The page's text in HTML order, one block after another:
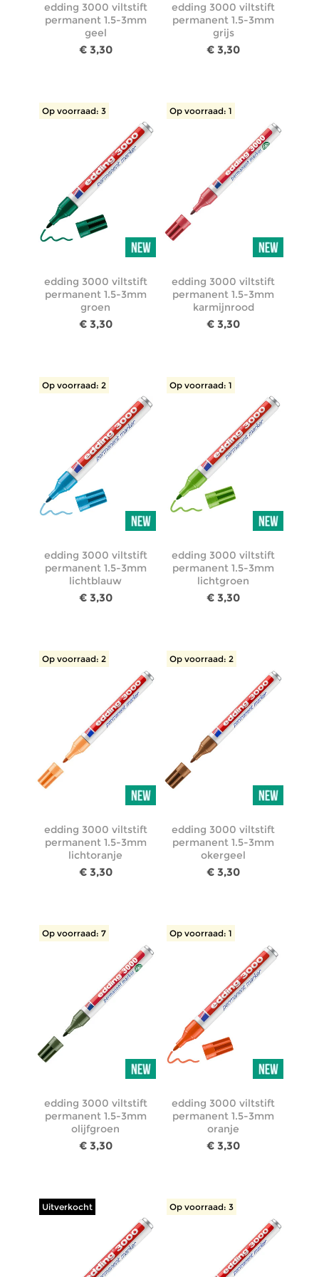
edding 3000 viltstift
permanent 1.5-3mm
geel
€ 3,30
edding 3000 viltstift
permanent 1.5-3mm
grijs
€ 3,30
Op voorraad: 3
edding 3000 viltstift
permanent 1.5-3mm
groen
€ 3,30
Op voorraad: 1
edding 3000 viltstift
permanent 1.5-3mm
karmijnrood
€ 3,30
Op voorraad: 2
edding 3000 viltstift
permanent 1.5-3mm
lichtblauw
€ 3,30
Op voorraad: 1
edding 3000 viltstift
permanent 1.5-3mm
lichtgroen
€ 3,30
Op voorraad: 2
edding 3000 viltstift
permanent 1.5-3mm
lichtoranje
€ 3,30
Op voorraad: 2
edding 3000 viltstift
permanent 1.5-3mm
okergeel
€ 3,30
Op voorraad: 7
edding 3000 viltstift
permanent 1.5-3mm
olijfgroen
€ 3,30
Op voorraad: 1
edding 3000 viltstift
permanent 1.5-3mm
oranje
€ 3,30
Uitverkocht Op voorraad: 3